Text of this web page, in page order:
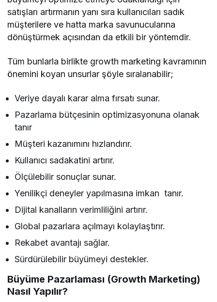
satışları artırmanın yanı sıra kullanıcıları sadık
müşterilere ve hatta marka savunucularına
dönüştürmek açısından da etkili bir yöntemdir.
Tüm bunlarla birlikte growth marketing kavramının
önemini koyan unsurlar şöyle sıralanabilir;
Veriye dayalı karar alma fırsatı sunar.
Pazarlama bütçesinin optimizasyonuna olanak
tanır
Müşteri kazanımını hızlandırır.
Kullanıcı sadakatini artırır.
Ölçülebilir sonuçlar sunar.
Yenilikçi deneyler yapılmasına imkan tanır.
Dijital kanalların verimliliğini artırır.
Global pazarlara açılmayı kolaylaştırır.
Rekabet avantajı sağlar.
Sürdürülebilir büyümeyi destekler.
Büyüme Pazarlaması (Growth Marketing)
Nasıl Yapılır?